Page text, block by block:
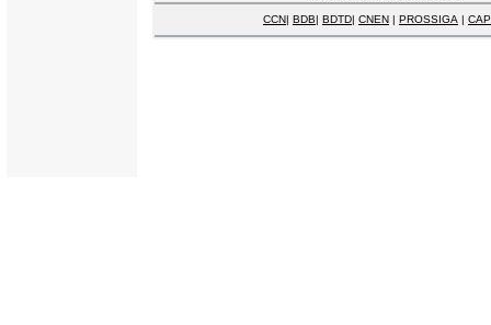
CCN| BDB| BDTD| CNEN | PROSSIGA |